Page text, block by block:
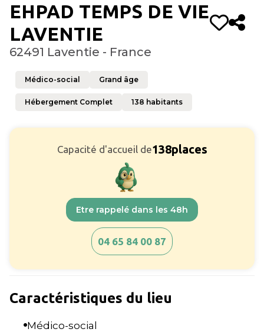
EHPAD TEMPS DE VIE
LAVENTIE
62491 Laventie - France
Médico-social Grand âge
Hébergement Complet 138 habitants
Capacité d'accueil de138places
Etre rappelé dans les 48h
04 65 84 00 87
Caractéristiques du lieu
Médico-social